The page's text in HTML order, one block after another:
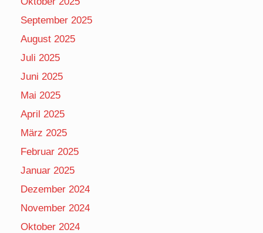
September 2025
August 2025
Juli 2025
Juni 2025
Mai 2025
April 2025
März 2025
Februar 2025
Januar 2025
Dezember 2024
November 2024
Oktober 2024